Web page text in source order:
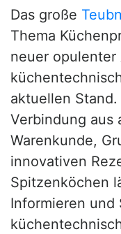
Das große
Thema
neuer opulenter
aktuellen
Verbindung aus
Warenkunde,
innovativen
Spitzenköchen
Informieren und